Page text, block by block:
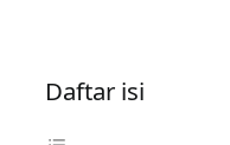
Daftar isi